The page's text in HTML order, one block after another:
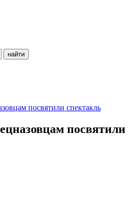
посвятили спектакль
посвятили